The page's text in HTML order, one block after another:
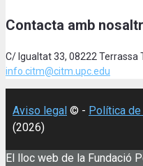
Contacta amb
C/ Igualtat 33, 08222 Terrassa
info.citm@citm.upc.edu
Aviso legal © - Política
(2026)
El lloc web de la Fundació